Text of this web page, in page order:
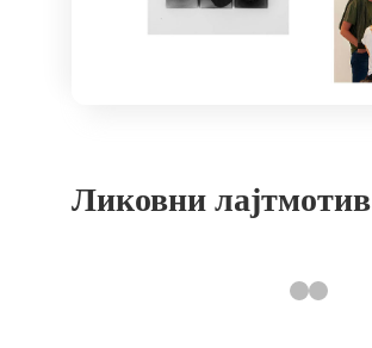
Ликовни лајтмотив